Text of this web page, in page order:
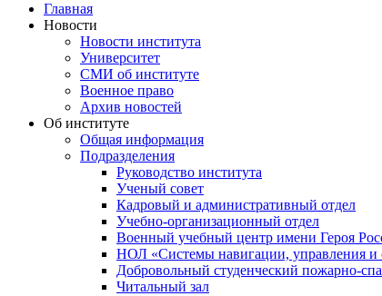
Главная
Новости
Новости института
Университет
СМИ об институте
Военное право
Архив новостей
Об институте
Общая информация
Подразделения
Руководство института
Ученый совет
Кадровый и административный отдел
Учебно-организационный отдел
Военный учебный центр имени Героя
НОЛ «Системы навигации, управления и
Добровольный студенческий пожарно-
Читальный зал